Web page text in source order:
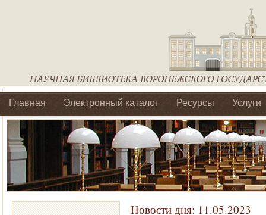
Главная Электронный каталог Ресурсы Услуги
Библиотеки регионального отделения Ассоциации
Новости дня: 11.05.2023